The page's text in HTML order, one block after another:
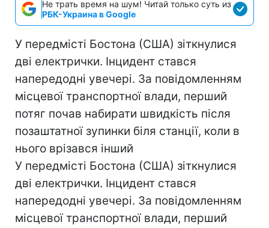
Не трать время на шум! Читай только суть из
РБК-Украина в Google
У передмісті Бостона (США) зіткнулися
дві електрички. Інцидент стався
напередодні увечері. За повідомленням
місцевої транспортної влади, перший
потяг почав набирати швидкість після
позаштатної зупинки біля станції, коли в
нього врізався інший
У передмісті Бостона (США) зіткнулися
дві електрички. Інцидент стався
напередодні увечері. За повідомленням
місцевої транспортної влади, перший